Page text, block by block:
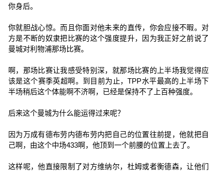
你身后。
你就胆战心惊。而且你面对他未来的直传，你会应接不暇。对
方是不断的奴隶把比赛的这个强度提升，因为我正好之前说了
曼城对利物浦那场比赛。
啊，那场比赛让我感受特别深，就那场比赛的上半场我觉得应
该是这个赛季英超啊。到目前为止，TPP水平最高的上半场下
半场稍后这个体能啊不济啊，已经是保持不了上百种强度。
后来这个曼城为什么能运得过来呢？
因为万成有德布劳内德布劳内把自己的位置往前提，他就把自
己啊，由这个中场433啊，他顶到一个前腰的位置上去了。
这样呢，他直接限制了对方维纳尔，杜姆或者衡德森，让他们